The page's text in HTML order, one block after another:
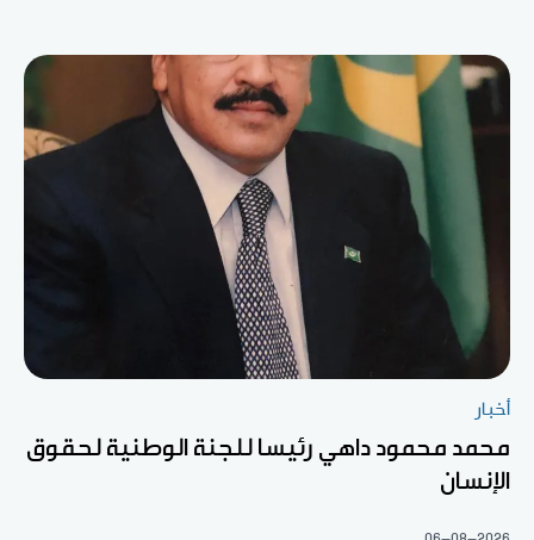
أخبار
محمد محمود داهي رئيسا للجنة الوطنية لحقوق
الإنسان